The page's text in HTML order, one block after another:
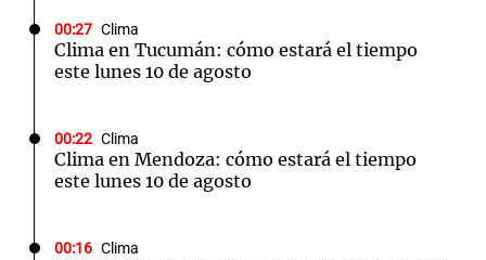
00:27 Clima
Clima en Tucumán: cómo estará el tiempo
este lunes 10 de agosto
00:22 Clima
Clima en Mendoza: cómo estará el tiempo
este lunes 10 de agosto
00:16 Clima